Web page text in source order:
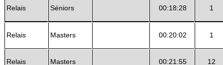
Relais Séniors 00:18:28 1
Relais Masters 00:20:02 1
Relais Masters 00:21:55 12